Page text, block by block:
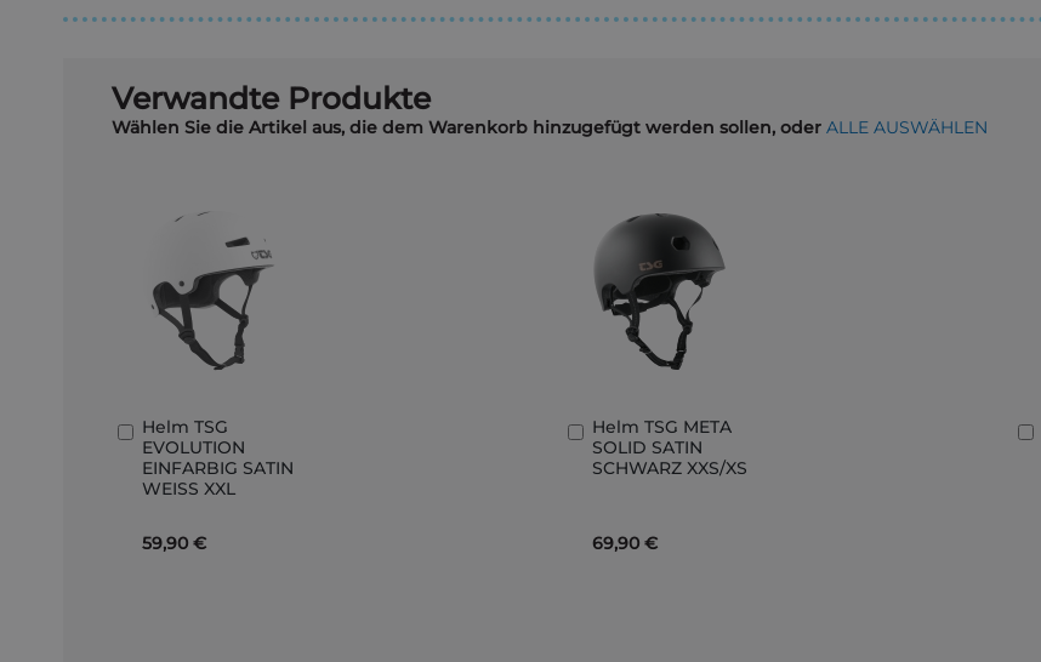
Verwandte Produkte
Wählen Sie die Artikel aus, die dem Warenkorb hinzugefügt werden sollen, oder ALLE AUSWÄHLEN
Helm TSG
EVOLUTION
EINFARBIG SATIN
WEISS XXL
59,90 €
In
den
Warenkorb
Helm TSG META
SOLID SATIN
SCHWARZ XXS/XS
69,90 €
In
den
Warenkorb